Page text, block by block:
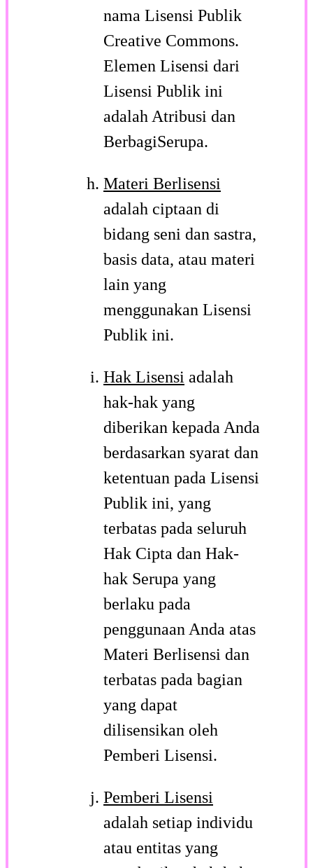
nama Lisensi Publik
Creative Commons.
Elemen Lisensi dari
Lisensi Publik ini
adalah Atribusi dan
BerbagiSerupa.
Materi Berlisensi
adalah ciptaan di
bidang seni dan sastra,
basis data, atau materi
lain yang
menggunakan Lisensi
Publik ini.
Hak Lisensi adalah
hak-hak yang
diberikan kepada Anda
berdasarkan syarat dan
ketentuan pada Lisensi
Publik ini, yang
terbatas pada seluruh
Hak Cipta dan Hak-
hak Serupa yang
berlaku pada
penggunaan Anda atas
Materi Berlisensi dan
terbatas pada bagian
yang dapat
dilisensikan oleh
Pemberi Lisensi.
Pemberi Lisensi
adalah setiap individu
atau entitas yang